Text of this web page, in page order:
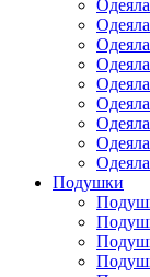
Подушки